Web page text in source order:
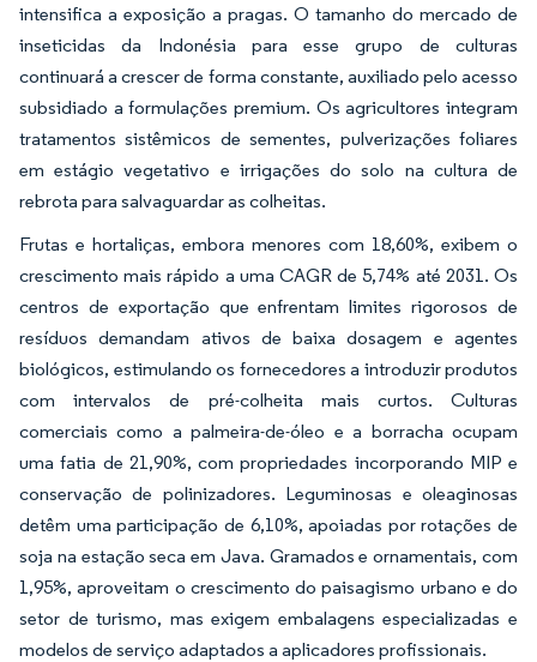
intensifica a exposição a pragas. O tamanho do mercado de
inseticidas da Indonésia para esse grupo de culturas
continuará a crescer de forma constante, auxiliado pelo acesso
subsidiado a formulações premium. Os agricultores integram
tratamentos sistêmicos de sementes, pulverizações foliares
em estágio vegetativo e irrigações do solo na cultura de
rebrota para salvaguardar as colheitas.
Frutas e hortaliças, embora menores com 18,60%, exibem o
crescimento mais rápido a uma CAGR de 5,74% até 2031. Os
centros de exportação que enfrentam limites rigorosos de
resíduos demandam ativos de baixa dosagem e agentes
biológicos, estimulando os fornecedores a introduzir produtos
com intervalos de pré-colheita mais curtos. Culturas
comerciais como a palmeira-de-óleo e a borracha ocupam
uma fatia de 21,90%, com propriedades incorporando MIP e
conservação de polinizadores. Leguminosas e oleaginosas
detêm uma participação de 6,10%, apoiadas por rotações de
soja na estação seca em Java. Gramados e ornamentais, com
1,95%, aproveitam o crescimento do paisagismo urbano e do
setor de turismo, mas exigem embalagens especializadas e
modelos de serviço adaptados a aplicadores profissionais.